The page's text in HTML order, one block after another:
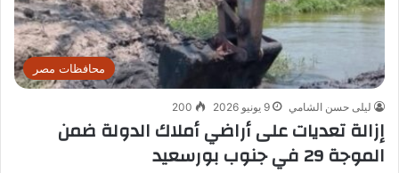
محافظات مصر
ليلى حسن الشامي 9 يونيو 2026 200
إزالة تعديات على أراضي أملاك الدولة ضمن
الموجة 29 في جنوب بورسعيد